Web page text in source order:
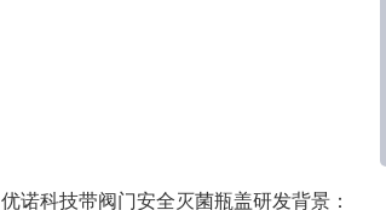
优诺科技带阀门安全灭菌瓶盖研发背景：